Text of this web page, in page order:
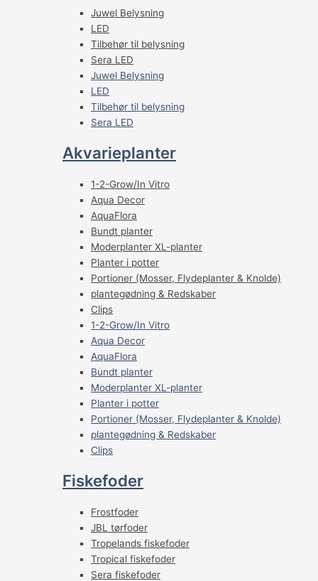
Juwel Belysning
LED
Tilbehør til belysning
Sera LED
Juwel Belysning
LED
Tilbehør til belysning
Sera LED
Akvarieplanter
1-2-Grow/In Vitro
Aqua Decor
AquaFlora
Bundt planter
Moderplanter XL-planter
Planter i potter
Portioner (Mosser, Flydeplanter & Knolde)
plantegødning & Redskaber
Clips
1-2-Grow/In Vitro
Aqua Decor
AquaFlora
Bundt planter
Moderplanter XL-planter
Planter i potter
Portioner (Mosser, Flydeplanter & Knolde)
plantegødning & Redskaber
Clips
Fiskefoder
Frostfoder
JBL tørfoder
Tropelands fiskefoder
Tropical fiskefoder
Sera fiskefoder